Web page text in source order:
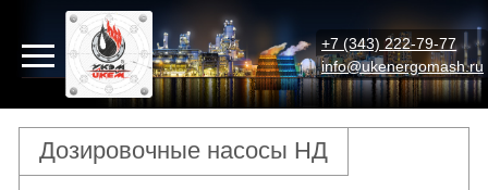
+7 (343) 222-79-77
info@ukenergomash.ru
Дозировочные насосы НД